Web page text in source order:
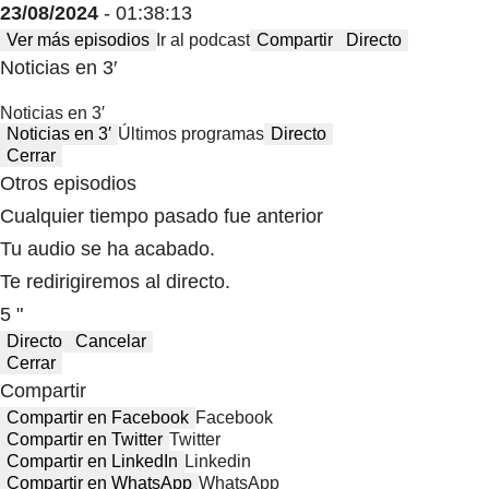
23/08/2024 - 01:38:13
Ver más episodios Ir al podcast Compartir Directo
Noticias en 3′
Noticias en 3′
Noticias en 3′ Últimos programas Directo
Cerrar
Otros episodios
Cualquier tiempo pasado fue anterior
Tu audio se ha acabado.
Te redirigiremos al directo.
5 "
Directo
Cancelar
Cerrar
Compartir
Compartir en Facebook Facebook
Compartir en Twitter Twitter
Compartir en LinkedIn Linkedin
Compartir en WhatsApp WhatsApp